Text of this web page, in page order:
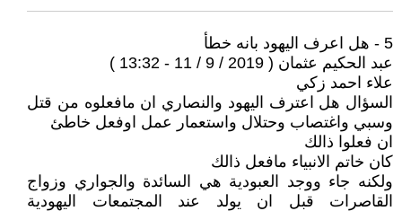
5 - هل اعرف اليهود بانه خطأ
عبد الحكيم عثمان ( 2019 / 9 / 11 - 13:32 )
علاء احمد زكي
السؤال هل اعترف اليهود والنصاري ان مافعلوه من قتل
وسبي واغتصاب وحتلال واستعمار عمل اوفعل خاطئ
ان فعلوا ذالك
كان خاتم الانبياء مافعل ذالك
ولكنه جاء ووجد العبودية هي السائدة والجواري وزواج
القاصرات قبل ان يولد عند المجتمعات اليهودية